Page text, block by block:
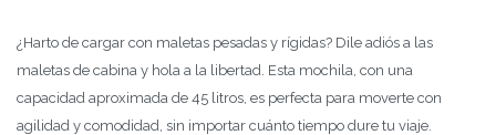
¿Harto de cargar con maletas pesadas y rígidas? Dile adiós a las
maletas de cabina y hola a la libertad. Esta mochila, con una
capacidad aproximada de 45 litros, es perfecta para moverte con
agilidad y comodidad, sin importar cuánto tiempo dure tu viaje.